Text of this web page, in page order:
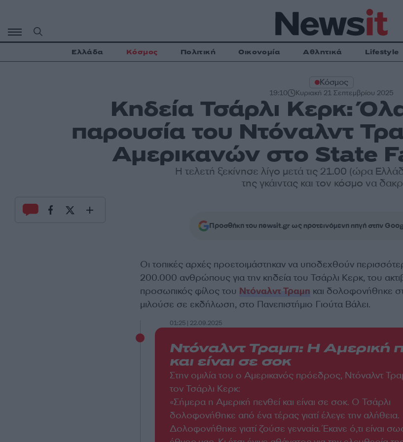
περιεχόμενο
Ελλάδα Κόσμος Πολιτική Οικονομία Αθλητικά Lifestyle
Κόσμος
19:10 Κυριακή 21 Σεπτεμβρίου 2025
Κηδεία Τσάρλι Κερκ:
παρουσία του Ντόναλντ
Αμερικανών στο State
Η τελετή ξεκίνησε λίγο μετά τις 21.00 (ώρα
της γκάιντας και τον κόσμο να
Προσθήκη του newsit.gr ως προτεινόμενη πηγή στην
Οι τοπικές αρχές προετοιμάστηκαν να υποδεχθούν
200.000 ανθρώπους για την κηδεία του Τσάρλι Κερκ, του
προσωπικός φίλος του Ντόναλντ Τραμπ και δολοφονήθηκε
μιλούσε σε εκδήλωση, στο Πανεπιστήμιο Γιούτα Βάλει.
01:25 | 22.09.2025
Ντόναλντ Τραμπ: Η Αμερική
και είναι σε σοκ
Στην ομιλία του ο Αμερικανός πρόεδρος, Ντόναλντ
τον Τσάρλι Κερκ:
«Σήμερα η Αμερική πενθεί και είναι σε σοκ. Ο Τσάρλι
δολοφονήθηκε από ένα τέρας γιατί έλεγε την αλήθεια.
Δολοφονήθηκε γιατί ζούσε γενναία. Έκανε ό,τι είναι